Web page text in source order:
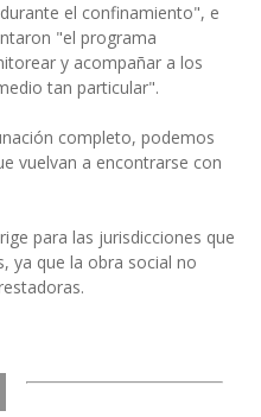
el confinamiento", e
"el programa
y acompañar a los
tan particular".
completo, podemos
vuelvan a encontrarse con
para las jurisdicciones que
ya que la obra social no